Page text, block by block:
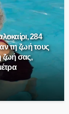
284
τη ζωή τους
ζωή σας,